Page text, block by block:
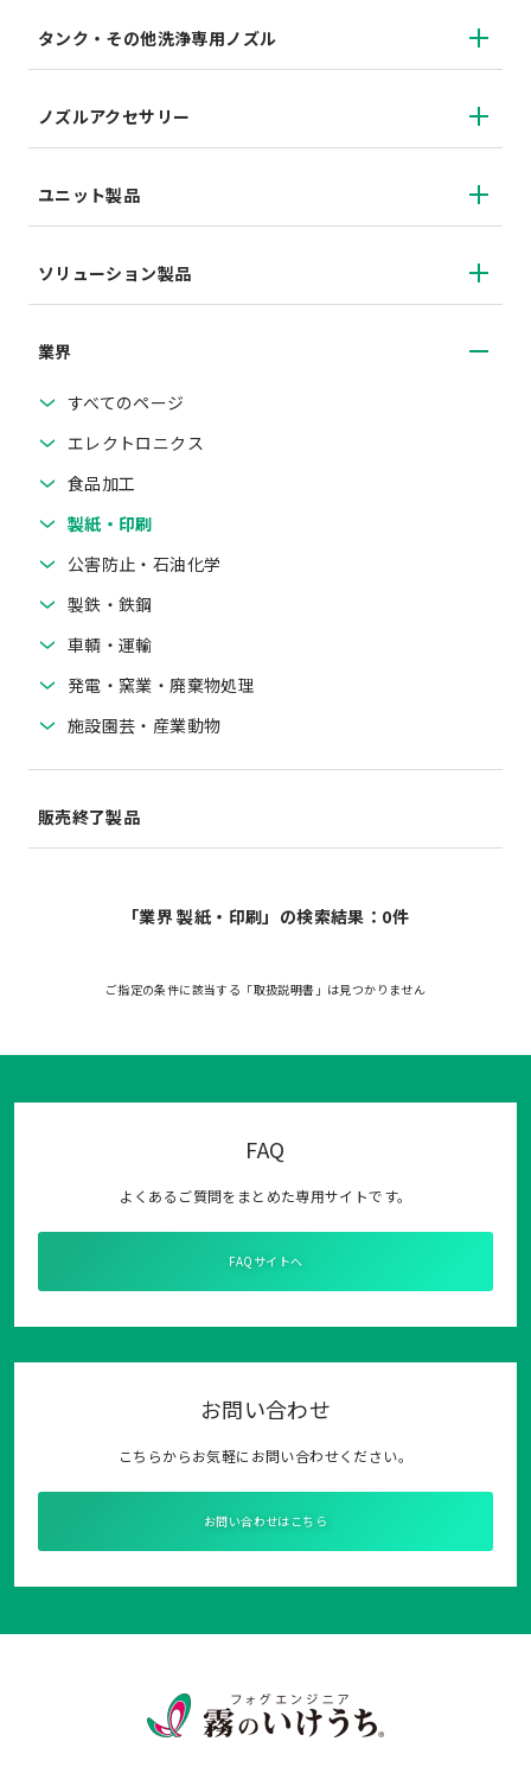
タンク・その他洗浄専用ノズル
ノズルアクセサリー
ユニット製品
ソリューション製品
業界
すべてのページ
エレクトロニクス
食品加工
製紙・印刷
公害防止・石油化学
製鉄・鉄鋼
車輌・運輸
発電・窯業・廃棄物処理
施設園芸・産業動物
販売終了製品
「業界 製紙・印刷」の検索結果：0件
ご指定の条件に該当する「取扱説明書」は見つかりません
FAQ
よくあるご質問をまとめた専用サイトです。
FAQサイトへ
お問い合わせ
こちらからお気軽にお問い合わせください。
お問い合わせはこちら